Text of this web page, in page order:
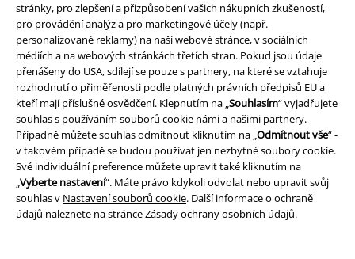
stránky, pro zlepšení a přizpůsobení vašich nákupních zkušeností,
pro provádění analýz a pro marketingové účely (např.
personalizované reklamy) na naší webové stránce, v sociálních
médiích a na webových stránkách třetích stran. Pokud jsou údaje
přenášeny do USA, sdílejí se pouze s partnery, na které se vztahuje
rozhodnutí o přiměřenosti podle platných právních předpisů EU a
kteří mají příslušné osvědčení. Klepnutím na „Souhlasím“ vyjadřujete
souhlas s používáním souborů cookie námi a našimi partnery.
Případně můžete souhlas odmítnout kliknutím na „Odmítnout vše“ -
v takovém případě se budou používat jen nezbytné soubory cookie.
Své individuální preference můžete upravit také kliknutím na
„Vyberte nastavení“. Máte právo kdykoli odvolat nebo upravit svůj
souhlas v Nastavení souborů cookie. Další informace o ochraně
údajů naleznete na stránceZásady ochrany osobních údajů.
Prohlášení
Ochrana osobních údajů
Likvidace odpadu a ochrana životního prostředí
Prohlášení o shodě
Informace o přístupnosti
Nastavení souborů cookie